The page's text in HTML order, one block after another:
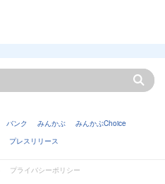
バンク みんかぶ
みんかぶChoice
プレスリリース
プライバシーポリシー